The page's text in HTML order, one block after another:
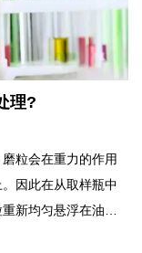
理?
粒会在重力的作用
因此在从取样瓶中
新均匀悬浮在油样